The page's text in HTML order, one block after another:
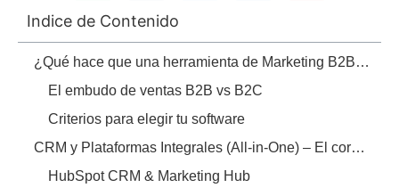
Indice de Contenido
¿Qué hace que una herramienta de Marketing B2B sea diferente?
El embudo de ventas B2B vs B2C
Criterios para elegir tu software
CRM y Plataformas Integrales (All-in-One) – El corazón de tu estrategia
HubSpot CRM & Marketing Hub